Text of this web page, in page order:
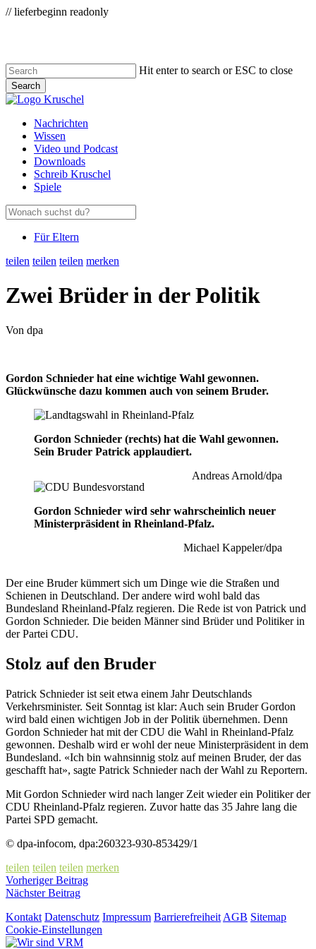
// lieferbeginn readonlyZum
content
Hit enter to search or ESC to close
Search
Close
Menu
Nachrichten
Wissen
Video und Podcast
Downloads
Schreib Kruschel
Spiele
Für Eltern
teilen teilen teilen merken
Zwei Brüder in der Politik
Von dpa
Gordon Schnieder hat eine wichtige Wahl gewonnen.
Glückwünsche dazu kommen auch von seinem Bruder.
Gordon Schnieder (rechts) hat die Wahl gewonnen.
Sein Bruder Patrick applaudiert.
Andreas Arnold/dpa
Gordon Schnieder wird sehr wahrscheinlich neuer
Ministerpräsident in Rheinland-Pfalz.
Michael Kappeler/dpa
Der eine Bruder kümmert sich um Dinge wie die Straßen und
Schienen in Deutschland. Der andere wird wohl bald das
Bundesland Rheinland-Pfalz regieren. Die Rede ist von Patrick und
Gordon Schnieder. Die beiden Männer sind Brüder und Politiker in
der Partei CDU.
Stolz auf den Bruder
Patrick Schnieder ist seit etwa einem Jahr Deutschlands
Verkehrsminister. Seit Sonntag ist klar: Auch sein Bruder Gordon
wird bald einen wichtigen Job in der Politik übernehmen. Denn
Gordon Schnieder hat mit der CDU die Wahl in Rheinland-Pfalz
gewonnen. Deshalb wird er wohl der neue Ministerpräsident in dem
Bundesland. «Ich bin wahnsinnig stolz auf meinen Bruder, der das
geschafft hat», sagte Patrick Schnieder nach der Wahl zu Reportern.
Mit Gordon Schnieder wird nach langer Zeit wieder ein Politiker der
CDU Rheinland-Pfalz regieren. Zuvor hatte das 35 Jahre lang die
Partei SPD gemacht.
© dpa-infocom, dpa:260323-930-853429/1
teilen teilen teilen merken
Vorheriger Beitrag
Nächster Beitrag
Kontakt Datenschutz Impressum Barrierefreiheit AGB Sitemap
Cookie-Einstellungen